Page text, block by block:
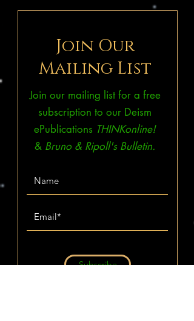
Join Our
Mailing List
Join our mailing list for a free
subscription to our Deism
ePublications THINKonline!
& Bruno & Ripoll's Bulletin.
Subscribe